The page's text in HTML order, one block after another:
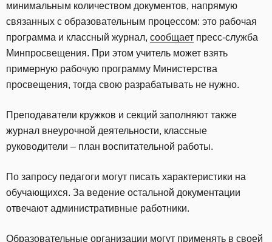
минимальным количеством документов, напрямую
связанных с образовательным процессом: это рабочая
программа и классный журнал, сообщает пресс-служба
Минпросвещения. При этом учитель может взять
примерную рабочую программу Министерства
просвещения, тогда свою разрабатывать не нужно.
Преподаватели кружков и секций заполняют также
журнал внеурочной деятельности, классные
руководители – план воспитательной работы.
По запросу педагоги могут писать характеристики на
обучающихся. За ведение остальной документации
отвечают административные работники.
Образовательные организации могут применять в своей